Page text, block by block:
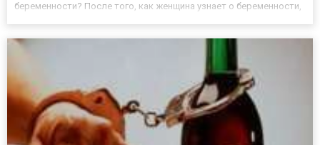
беременности? После того, как женщина узнает о беременности,